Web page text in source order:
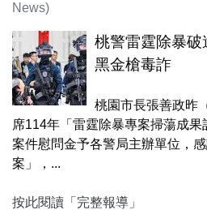
News)
桃警雷霆除暴
黑金槍毒詐
桃園市長張善政昨
席114年「雷霆除暴專案掃蕩成
案件慰問金予各警局主辦單位，
案」，...
按此閱讀「完整報導」